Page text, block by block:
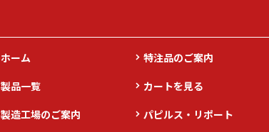
ホーム
製品一覧
製造工場のご案内
特注品のご案内
カートを見る
パピルス・リポート